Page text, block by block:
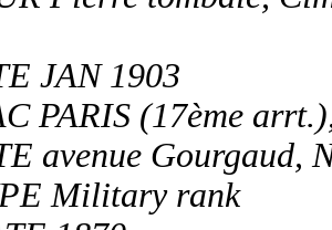
JAN 1903
PARIS (17ème
avenue Gourgaud,
Military rank